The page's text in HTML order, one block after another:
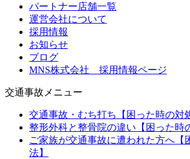
パートナー店舗一覧
運営会社について
採用情報
お知らせ
ブログ
MNS株式会社 採用情報ページ
交通事故メニュー
交通事故・むち打ち【困った時の対
整形外科と整骨院の違い【困った時
ご家族が交通事故に遭われた方へ【
法】